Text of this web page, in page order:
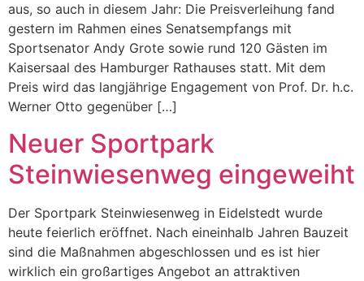
aus, so auch in diesem Jahr: Die Preisverleihung fand
gestern im Rahmen eines Senatsempfangs mit
Sportsenator Andy Grote sowie rund 120 Gästen im
Kaisersaal des Hamburger Rathauses statt. Mit dem
Preis wird das langjährige Engagement von Prof. Dr. h.c.
Werner Otto gegenüber […]
Neuer Sportpark
Steinwiesenweg eingeweiht
Der Sportpark Steinwiesenweg in Eidelstedt wurde
heute feierlich eröffnet. Nach eineinhalb Jahren Bauzeit
sind die Maßnahmen abgeschlossen und es ist hier
wirklich ein großartiges Angebot an attraktiven